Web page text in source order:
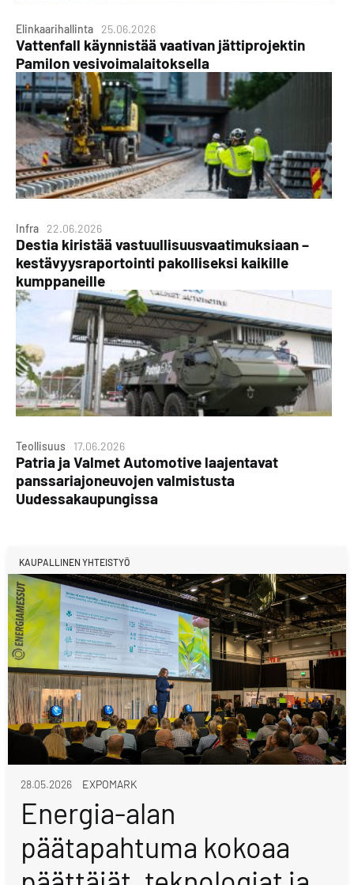
Elinkaarihallinta 25.06.2026
Vattenfall käynnistää vaativan jättiprojektin
Pamilon vesivoimalaitoksella
Infra 22.06.2026
Destia kiristää vastuullisuusvaatimuksiaan –
kestävyysraportointi pakolliseksi kaikille
kumppaneille
Teollisuus 17.06.2026
Patria ja Valmet Automotive laajentavat
panssariajoneuvojen valmistusta
Uudessakaupungissa
KAUPALLINEN YHTEISTYÖ
28.05.2026 EXPOMARK
Energia-alan
päätapahtuma kokoaa